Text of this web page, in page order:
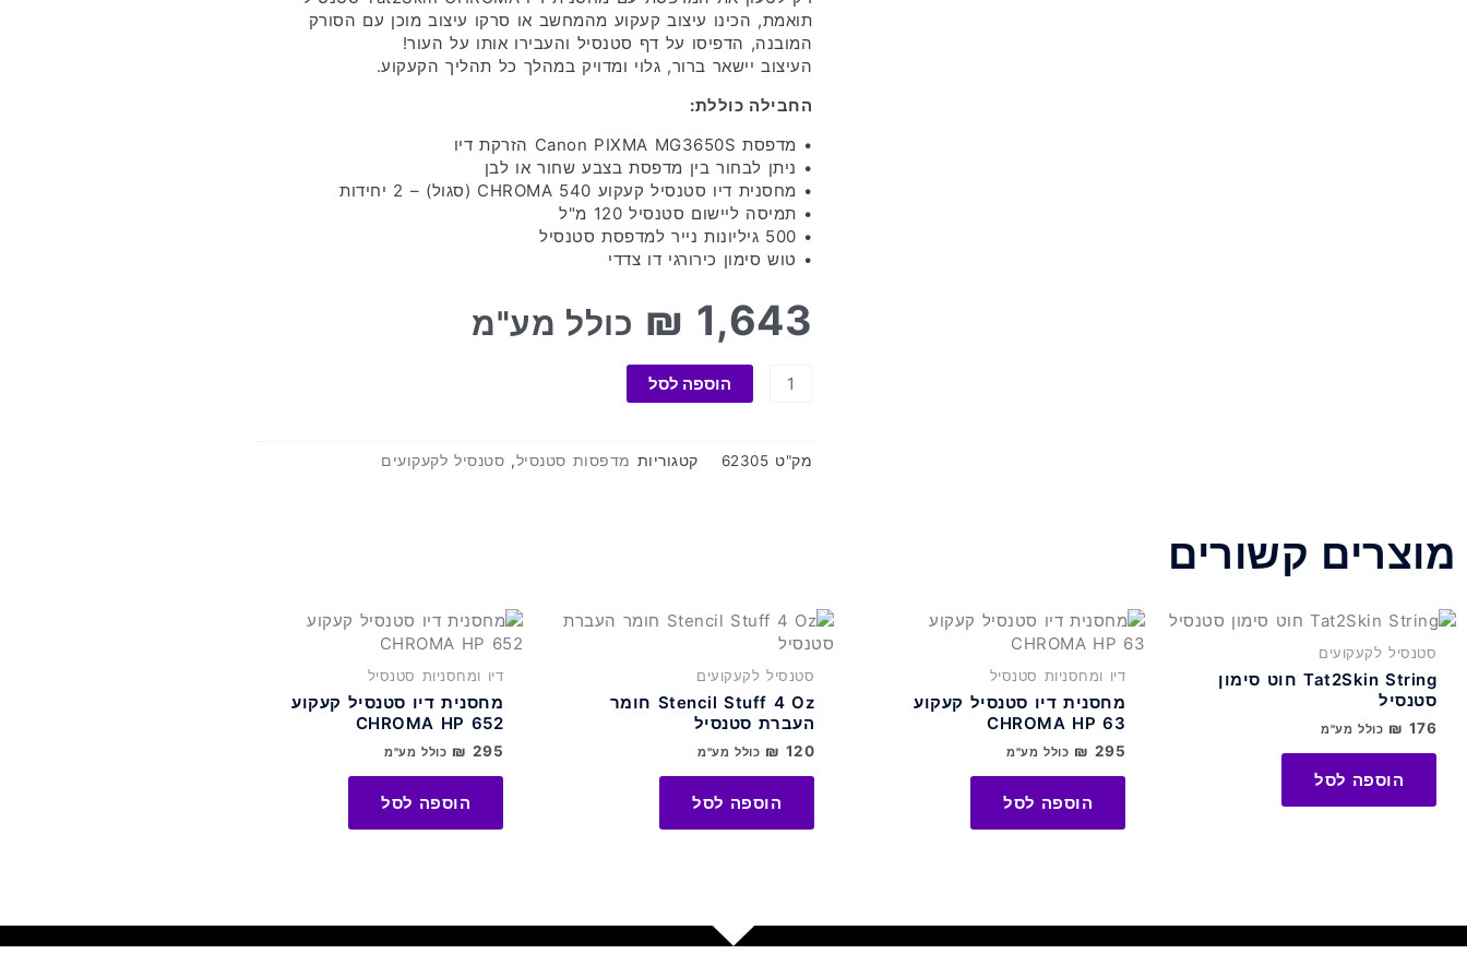
תואמת, הכינו עיצוב קעקוע מהמחשב או סרקו עיצוב מוכן עם הסורק
המובנה, הדפיסו על דף סטנסיל והעבירו אותו על העור!
העיצוב יישאר ברור, גלוי ומדויק במהלך כל תהליך הקעקוע.
החבילה כוללת:
• מדפסת Canon PIXMA MG3650S הזרקת דיו
• ניתן לבחור בין מדפסת בצבע שחור או לבן
• מחסנית דיו סטנסיל קעקוע CHROMA 540 (סגול) – 2 יחידות
• תמיסה ליישום סטנסיל 120 מ"ל
• 500 גיליונות נייר למדפסת סטנסיל
• טוש סימון כירורגי דו צדדי
₪ 1,643 כולל מע"מ
כמות
חבילת
הוספה לסל
מק"ט 62305 קטגוריות מדפסות סטנסיל, סטנסיל לקעקועים
מוצרים קשורים
סטנסיל לקעקועים
Tat2Skin String חוט סימון
סטנסיל
₪ 176 כולל מע"מ
הוספה לסל
דיו ומחסניות סטנסיל
מחסנית דיו סטנסיל קעקוע
CHROMA HP 63
₪ 295 כולל מע"מ
הוספה לסל
סטנסיל לקעקועים
Stencil Stuff 4 Oz חומר
העברת סטנסיל
₪ 120 כולל מע"מ
הוספה לסל
דיו ומחסניות סטנסיל
מחסנית דיו סטנסיל קעקוע
CHROMA HP 652
₪ 295 כולל מע"מ
הוספה לסל